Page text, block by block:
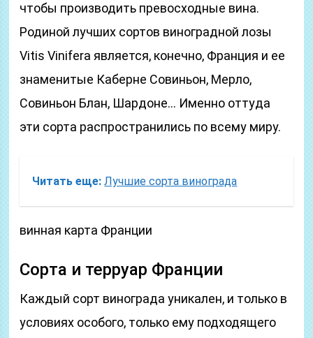
чтобы производить превосходные вина.
Родиной лучших сортов виноградной лозы
Vitis Vinifera является, конечно, Франция и ее
знаменитые Каберне Совиньон, Мерло,
Совиньон Блан, Шардоне… Именно оттуда
эти сорта распространились по всему миру.
Читать еще: Лучшие сорта винограда
винная карта Франции
Сорта и терруар Франции
Каждый сорт винограда уникален, и только в
условиях особого, только ему подходящего